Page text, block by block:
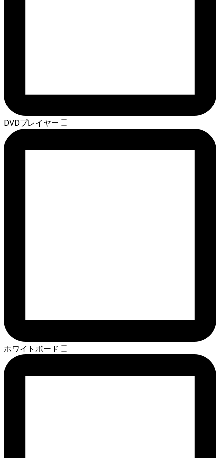
DVDプレイヤー
ホワイトボード